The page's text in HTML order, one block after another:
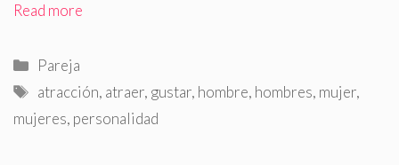
Read more
Categorías
Pareja
Etiquetas
atracción, atraer, gustar, hombre, hombres, mujer,
mujeres, personalidad